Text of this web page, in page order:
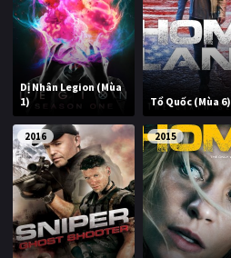
Dị Nhân Legion (Mùa
1)
Tổ Quốc (Mùa 6)
2016 2015